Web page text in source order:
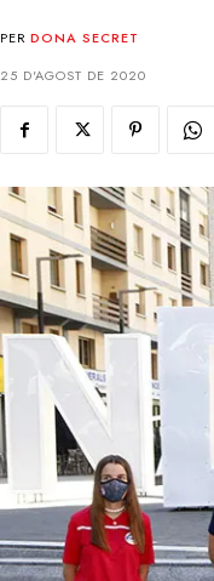
PER DONA SECRET
25 D'AGOST DE 2020